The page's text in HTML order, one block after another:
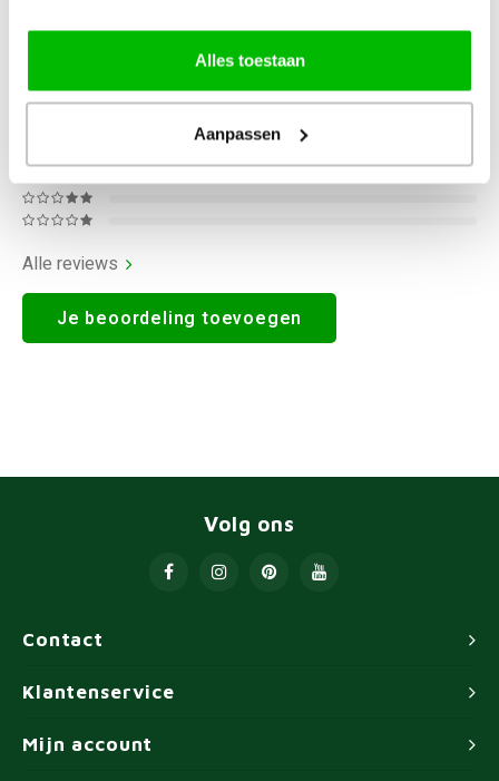
Alles toestaan
Aanpassen
0Reviews
Alle reviews
Je beoordeling toevoegen
Contact
Volg ons
Klantenservice
Mijn account